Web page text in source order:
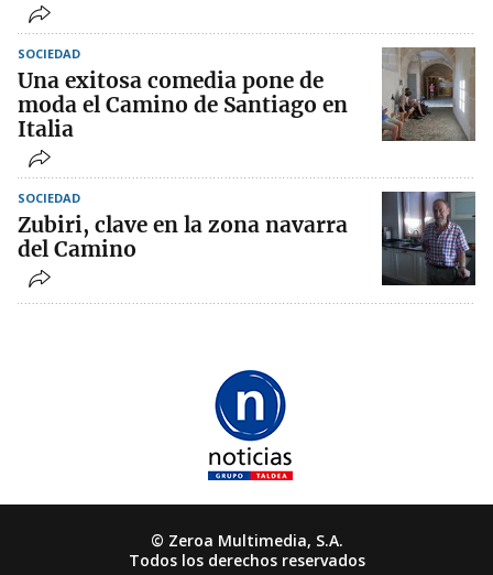
SOCIEDAD
Una exitosa comedia pone de
moda el Camino de Santiago en
Italia
SOCIEDAD
Zubiri, clave en la zona navarra
del Camino
© Zeroa Multimedia, S.A.
Todos los derechos reservados